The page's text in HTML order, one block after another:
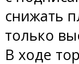
снижать
только
В ходе